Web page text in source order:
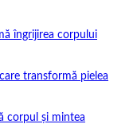
îngrijirea corpului
transformă pielea
corpul și mintea